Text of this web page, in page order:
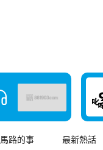
馬路的事 最新熱話